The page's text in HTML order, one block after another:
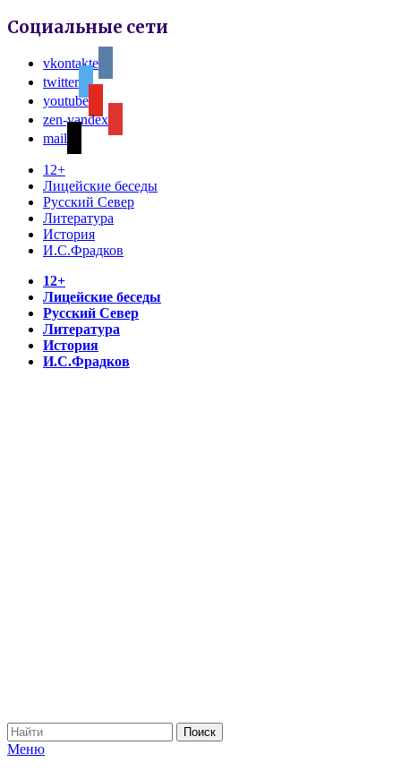
Социальные сети
vkontakte
twitter
youtube
zen-yandex
mail
12+
Лицейские беседы
Русский Север
Литература
История
И.С.Фрадков
12+
Лицейские беседы
Русский Север
Литература
История
И.С.Фрадков
Меню